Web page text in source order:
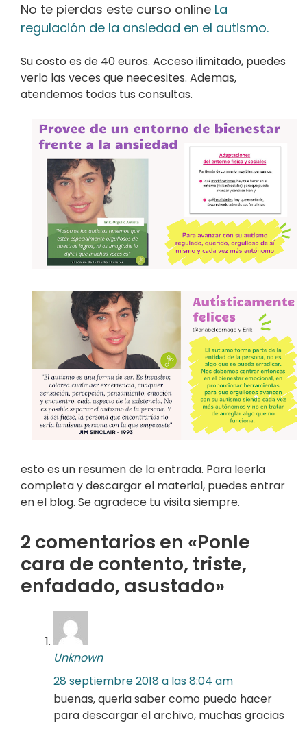
No te pierdas este curso online La
regulación de la ansiedad en el autismo.
Su costo es de 40 euros. Acceso ilimitado, puedes
verlo las veces que neecesites. Ademas,
atendemos todas tus consultas.
esto es un resumen de la entrada. Para leerla
completa y descargar el material, puedes entrar
en el blog. Se agradece tu visita siempre.
2 comentarios en «Ponle
cara de contento, triste,
enfadado, asustado»
Unknown
28 septiembre 2018 a las 8:04 am
buenas, queria saber como puedo hacer
para descargar el archivo, muchas gracias